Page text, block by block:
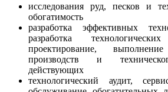
исследования руд, песков и
обогатимость
разработка эффективных
разработка
проектирование,
производств и
действующих
технологический аудит,